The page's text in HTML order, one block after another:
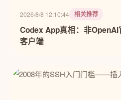
2026/8/8 12:10:44 相关推荐
Codex App真相：非
客户端